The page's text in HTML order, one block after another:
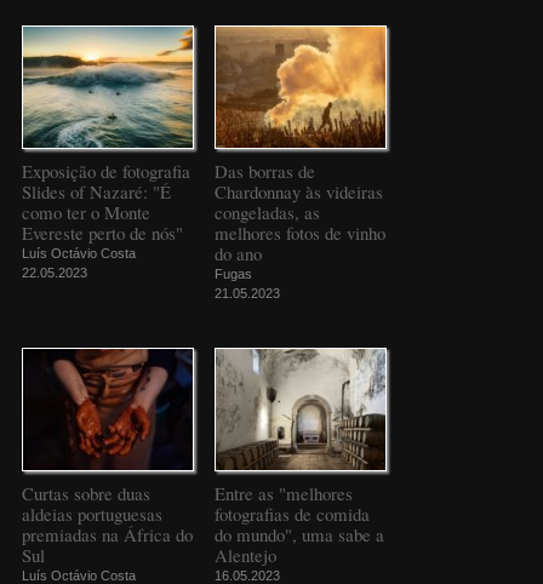
Exposição de fotografia
Slides of Nazaré: "É
como ter o Monte
Evereste perto de nós"
Luís Octávio Costa
22.05.2023
Das borras de
Chardonnay às videiras
congeladas, as
melhores fotos de vinho
do ano
Fugas
21.05.2023
Curtas sobre duas
aldeias portuguesas
premiadas na África do
Sul
Luís Octávio Costa
Entre as "melhores
fotografias de comida
do mundo", uma sabe a
Alentejo
16.05.2023